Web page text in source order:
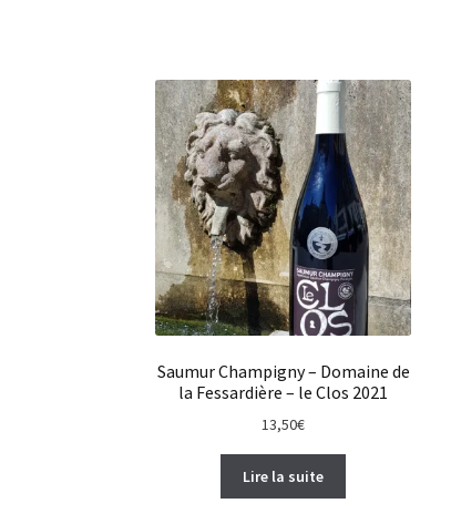
Saumur Champigny – Domaine de
la Fessardière – le Clos 2021
13,50€
Lire la suite